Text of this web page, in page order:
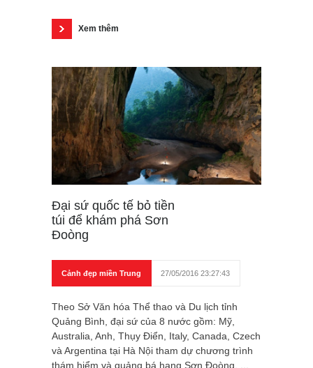
Xem thêm
Đại sứ quốc tế bỏ tiền
túi để khám phá Sơn
Đoòng
Cảnh đẹp miền Trung 27/05/2016 23:27:43
Theo Sở Văn hóa Thể thao và Du lịch tỉnh
Quảng Bình, đại sứ của 8 nước gồm: Mỹ,
Australia, Anh, Thụy Điển, Italy, Canada, Czech
và Argentina tại Hà Nội tham dự chương trình
thám hiểm và quảng bá hang Sơn Đoòng. ...